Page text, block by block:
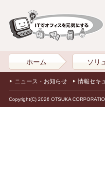
ホーム ソリ
ニュース・お知らせ 情報セキ
Copyright(C) 2026 OTSUKA